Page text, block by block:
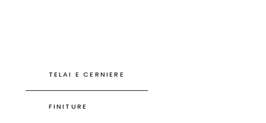
TELAI E CERNIERE
FINITURE